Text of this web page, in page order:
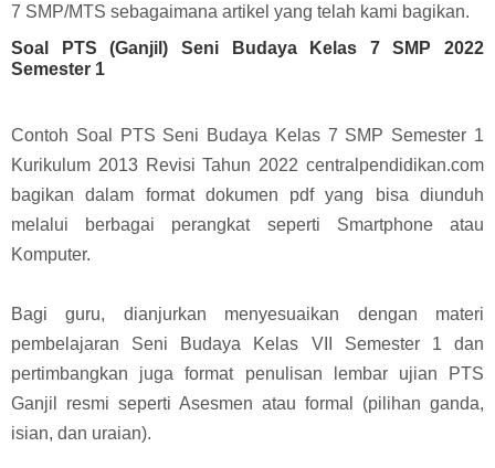
7 SMP/MTS sebagaimana artikel yang telah kami bagikan.
Soal PTS (Ganjil) Seni Budaya Kelas 7 SMP 2022
Semester 1
Contoh Soal PTS Seni Budaya Kelas 7 SMP Semester 1
Kurikulum 2013 Revisi Tahun 2022 centralpendidikan.com
bagikan dalam format dokumen pdf yang bisa diunduh
melalui berbagai perangkat seperti Smartphone atau
Komputer.
Bagi guru, dianjurkan menyesuaikan dengan materi
pembelajaran Seni Budaya Kelas VII Semester 1 dan
pertimbangkan juga format penulisan lembar ujian PTS
Ganjil resmi seperti Asesmen atau formal (pilihan ganda,
isian, dan uraian).